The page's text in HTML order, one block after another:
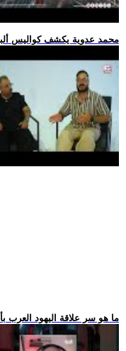
.. محمد عدوية يكشف كواليس
.. ما هو سر علاقة اليهود العرب